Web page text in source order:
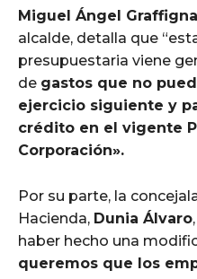
Miguel Ángel Graffigna
alcalde, detalla que
presupuestaria viene
de gastos que no
ejercicio siguiente y
crédito en el vigente
Corporación».
Por su parte, la
Hacienda, Dunia Álvaro
haber hecho una
queremos que los